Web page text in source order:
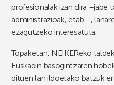
profesionalak izan dira –jabe
administrazioak, etab.–,
ezagutzeko interesatuta.
Topaketan, NEIKEReko
Euskadin basogintzaren
dituen lan ildoetako batzuk